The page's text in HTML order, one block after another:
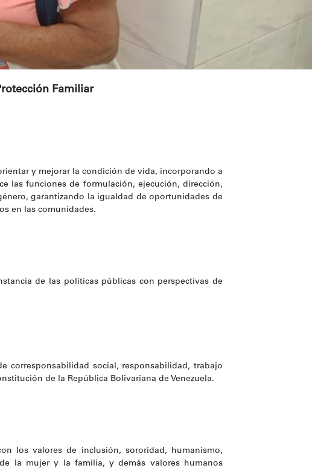
Familiar
y mejorar la condición de vida, incorporando a
las funciones de formulación, ejecución, dirección,
garantizando la igualdad de oportunidades de
en las comunidades.
de las políticas públicas con perspectivas de
corresponsabilidad social, responsabilidad, trabajo
de la República Bolivariana de Venezuela.
los valores de inclusión, sororidad, humanismo,
la mujer y la familia, y demás valores humanos